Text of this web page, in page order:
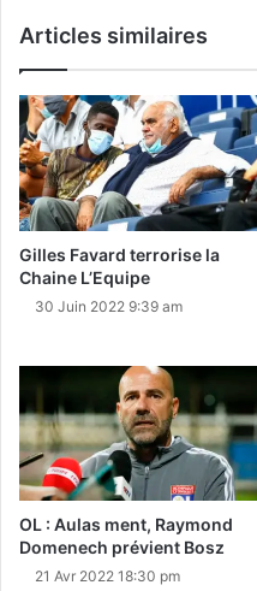
Articles similaires
Gilles Favard terrorise la
Chaine L’Equipe
30 Juin 2022 9:39 am
OL : Aulas ment, Raymond
Domenech prévient Bosz
21 Avr 2022 18:30 pm